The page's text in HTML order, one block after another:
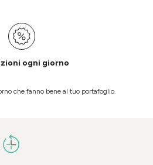
ogni giorno
che fanno bene al tuo portafoglio.